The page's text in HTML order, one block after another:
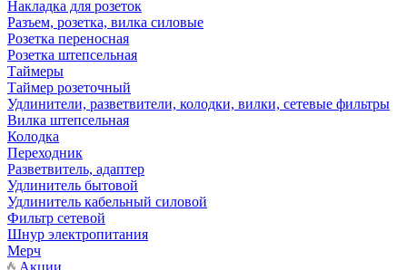
Накладка для розеток
Разъем, розетка, вилка силовые
Розетка переносная
Розетка штепсельная
Таймеры
Таймер розеточный
Удлинители, разветвители, колодки, вилки, сетевые фильтры
Вилка штепсельная
Колодка
Переходник
Разветвитель, адаптер
Удлинитель бытовой
Удлинитель кабельный силовой
Фильтр сетевой
Шнур электропитания
Мерч
Акции